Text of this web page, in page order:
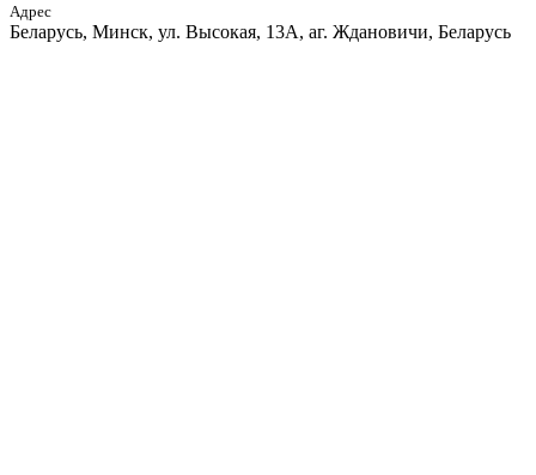
Адрес
Беларусь, Минск, ул. Высокая, 13А, аг. Ждановичи, Беларусь